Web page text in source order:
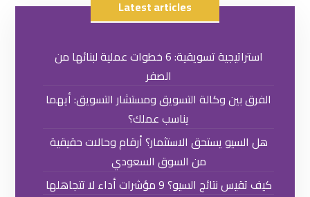
Latest articles
استراتيجية تسويقية: 6 خطوات عملية لبنائها من
الصفر
الفرق بين وكالة التسويق ومستشار التسويق: أيهما
يناسب عملك؟
هل السيو يستحق الاستثمار؟ أرقام وحالات حقيقية
من السوق السعودي
كيف تقيس نتائج السيو؟ 9 مؤشرات أداء لا تتجاهلها